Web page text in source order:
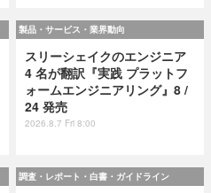
製品・サービス・業界動向
スリーシェイクのエンジニア
4 名が翻訳『実践 プラットフ
ォームエンジニアリング』8 /
24 発売
2026.8.7 Fri 8:00
調査・レポート・白書・ガイドライン